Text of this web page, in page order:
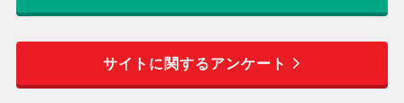
サイトに関するアンケート